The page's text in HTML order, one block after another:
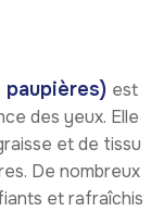
est
des yeux. Elle
et de tissu
De nombreux
et rafraîchis